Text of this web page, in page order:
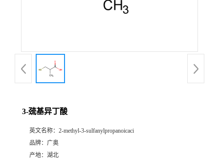
3-巯基异丁酸
英文名称： 2-methyl-3-sulfanylpropanoicaci
品牌： 广奥
产地： 湖北